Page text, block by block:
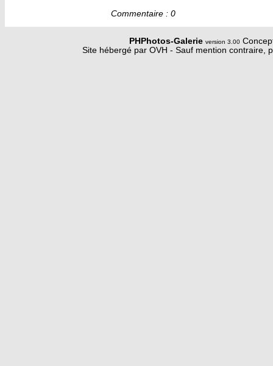
Commentaire : 0
PHPhotos-Galerie version 3.00
Site hébergé par OVH - Sauf mention contraire,